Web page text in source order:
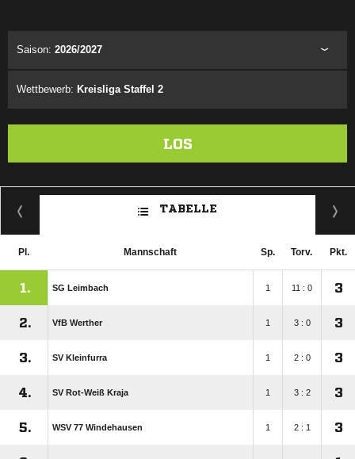
Saison: 2026/2027
Wettbewerb: Kreisliga Staffel 2
LOS
TABELLE
Pl. Mannschaft Sp. Torv. Pkt.
1. SG Leimbach 1 11 : 0 3
2. VfB Werther 1 3 : 0 3
3. SV Kleinfurra 1 2 : 0 3
4. SV Rot-Weiß Kraja 1 3 : 2 3
5. WSV 77 Windehausen 1 2 : 1 3